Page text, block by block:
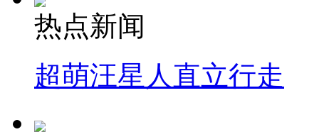
热点新闻
超萌汪星人直立行走